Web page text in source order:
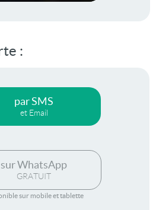
:
par SMS
et Email
sur WhatsApp
GRATUIT
sur mobile et tablette